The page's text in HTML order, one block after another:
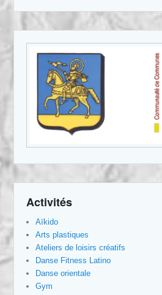
Activités
Aïkido
Arts plastiques
Ateliers de loisirs créatifs
Danse Fitness Latino
Danse orientale
Gym